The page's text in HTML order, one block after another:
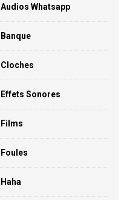
Audios Whatsapp
Banque
Cloches
Effets Sonores
Films
Foules
Haha